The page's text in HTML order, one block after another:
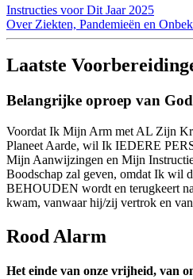
Instructies voor Dit Jaar 2025
Over Ziekten, Pandemieën en
Laatste
Belangrijke oproep van
Voordat Ik Mijn Arm met AL Zijn
Planeet Aarde, wil Ik IEDERE
Mijn Aanwijzingen en Mijn
Boodschap zal geven, omdat Ik wil
BEHOUDEN wordt en terugkeert
kwam, vanwaar hij/zij vertrok en
Rood Alarm
Het einde van onze vrijheid, van